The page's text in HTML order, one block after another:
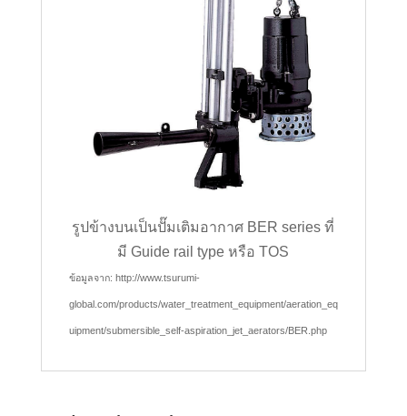
รูปข้างบนเป็นปั๊มเติมอากาศ BER series ที่
มี Guide rail type หรือ TOS
ข้อมูลจาก: http://www.tsurumi-
global.com/products/water_treatment_equipment/aeration_eq
uipment/submersible_self-aspiration_jet_aerators/BER.php